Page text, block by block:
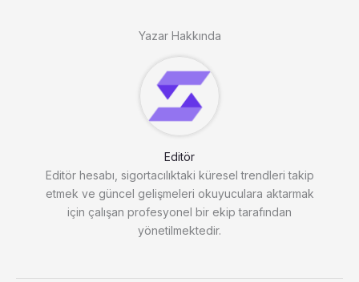
Yazar Hakkında
Editör
Editör hesabı, sigortacılıktaki küresel trendleri takip
etmek ve güncel gelişmeleri okuyuculara aktarmak
için çalışan profesyonel bir ekip tarafından
yönetilmektedir.